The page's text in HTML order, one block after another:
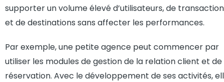
supporter un volume élevé d’utilisateurs, de
et de destinations sans affecter les performances.
Par exemple, une petite agence peut commencer par
utiliser les modules de gestion de la relation client et de
réservation. Avec le développement de ses activités,